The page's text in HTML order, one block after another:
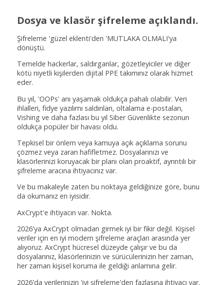
Dosya ve klasör şifreleme açıklandı.
Şifreleme 'güzel eklenti'den 'MUTLAKA OLMALI'ya
dönüştü.
Temelde hackerlar, saldırganlar, gözetleyiciler ve diğer
kötü niyetli kişilerden dijital PPE takımınız olarak hizmet
eder.
Bu yıl, 'OOPs' anı yaşamak oldukça pahalı olabilir. Veri
ihlalleri, fidye yazılımı saldırıları, oltalama e-postaları,
Vishing ve daha fazlası bu yıl Siber Güvenlikte sezonun
oldukça popüler bir havası oldu.
Tepkisel bir önlem veya kamuya açık açıklama sorunu
çözmez veya zararı hafifletmez. Dosyalarınızı ve
klasörlerinizi koruyacak bir planı olan proaktif, ayrıntılı bir
şifreleme aracına ihtiyacınız var.
Ve bu makaleyle zaten bu noktaya geldiğinize göre, bunu
da okumanız en iyisidir.
AxCrypt'e ihtiyacın var. Nokta.
2026'ya AxCrypt olmadan girmek iyi bir fikir değil. Kişisel
veriler için en iyi modern şifreleme araçları arasında yer
alıyoruz. AxCrypt hücresel düzeyde çalışır ve bu da
dosyalarınız, klasörlerinizin ve sürücülerinizin her zaman,
her zaman kişisel koruma ile geldiği anlamına gelir.
2026'da verilerinizin 'iyi şifreleme'den fazlasına ihtiyacı var.